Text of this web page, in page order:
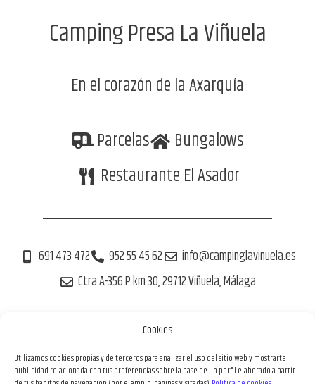
Cookies
Utilizamos cookies propias y de terceros para analizar el uso del sitio web y mostrarte
publicidad relacionada con tus preferencias sobre la base de un perfil elaborado a partir
Camping Presa La Viñuela
En el corazón de la Axarquía
Parcelas
Bungalows
Restaurante El Asador
691 473 472 952 55 45 62
info@campinglavinuela.es
Ctra A-356 P.km 30, 29712 Viñuela, Málaga
Tu reserva 100% segura